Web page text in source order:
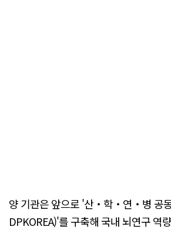
양 기관은 앞으로 '산‧학‧연‧병 공
DPKOREA)'를 구축해 국내 뇌연구 역